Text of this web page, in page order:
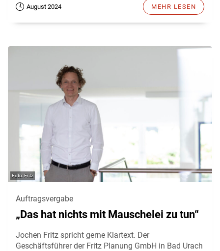
August 2024 MEHR LESEN
Fritz
Auftragsvergabe
„Das hat nichts mit Mauschelei zu tun“
Jochen Fritz spricht gerne Klartext. Der
Geschäftsführer der Fritz Planung GmbH in Bad Urach